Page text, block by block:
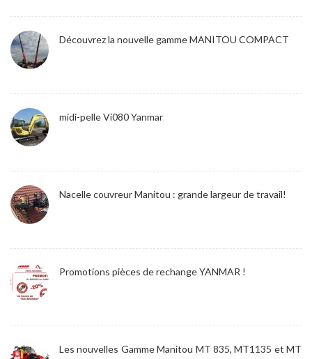
Découvrez la nouvelle gamme MANITOU COMPACT
midi-pelle Vi080 Yanmar
Nacelle couvreur Manitou : grande largeur de travail!
Promotions pièces de rechange YANMAR !
Les nouvelles Gamme Manitou MT 835, MT1135 et MT